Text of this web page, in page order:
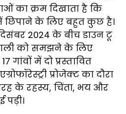
का क्रम दिखाता है कि
में छिपाने के लिए बहुत कुछ है।
2024 के बीच डाउन टू
को समझने के लिए
में दो प्रस्तावित
प्रोजेक्ट का दौरा
के रहस्य, चिंता, भय और
पड़ी।